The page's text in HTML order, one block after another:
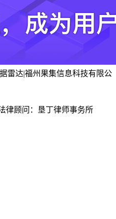
雷达|福州果集信息科技有限公
律顾问：垦丁律师事务所